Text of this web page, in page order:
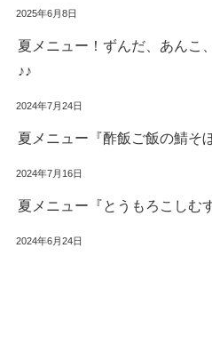
2025年6月8日
夏メニュー！ずんだ、あんこ
♪♪
2024年7月24日
夏メニュー『酢飯ご飯の鯖そ
2024年7月16日
夏メニュー『とうもろこしむ
2024年6月24日